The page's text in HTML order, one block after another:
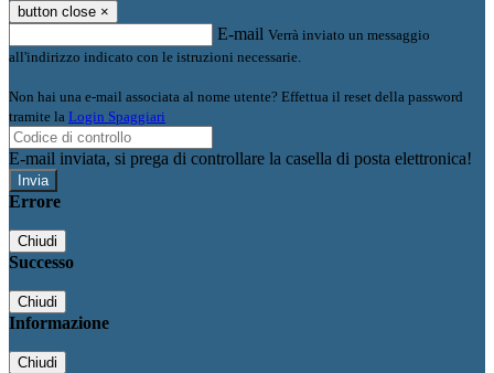
button close ×
E-mail Verrà inviato un messaggio
all'indirizzo indicato con le istruzioni necessarie.
Non hai una e-mail associata al nome utente? Effettua il reset della password
tramite la Login Spaggiari
E-mail inviata, si prega di controllare la casella di posta elettronica!
Errore
Chiudi
Successo
Chiudi
Informazione
Chiudi